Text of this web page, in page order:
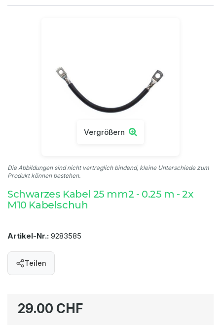
Vergrößern
Die Abbildungen sind nicht vertraglich bindend, kleine Unterschiede zum
Produkt können bestehen.
Schwarzes Kabel 25 mm2 - 0.25 m - 2x
M10 Kabelschuh
Artikel-Nr.: 9283585
Teilen
29.00 CHF